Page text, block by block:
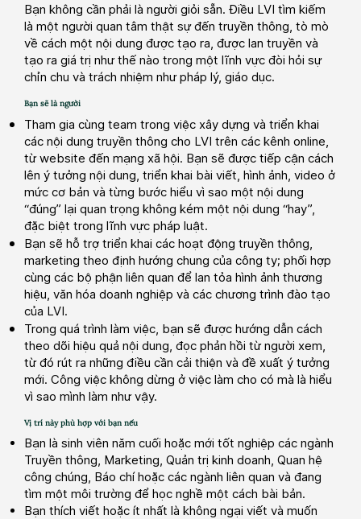
Bạn không cần phải là người giỏi sẵn. Điều LVI tìm kiếm
là một người quan tâm thật sự đến truyền thông, tò mò
về cách một nội dung được tạo ra, được lan truyền và
tạo ra giá trị như thế nào trong một lĩnh vực đòi hỏi sự
chỉn chu và trách nhiệm như pháp lý, giáo dục.
Bạn sẽ là người
Tham gia cùng team trong việc xây dựng và triển khai
các nội dung truyền thông cho LVI trên các kênh online,
từ website đến mạng xã hội. Bạn sẽ được tiếp cận cách
lên ý tưởng nội dung, triển khai bài viết, hình ảnh, video ở
mức cơ bản và từng bước hiểu vì sao một nội dung
“đúng” lại quan trọng không kém một nội dung “hay”,
đặc biệt trong lĩnh vực pháp luật.
Bạn sẽ hỗ trợ triển khai các hoạt động truyền thông,
marketing theo định hướng chung của công ty; phối hợp
cùng các bộ phận liên quan để lan tỏa hình ảnh thương
hiệu, văn hóa doanh nghiệp và các chương trình đào tạo
của LVI.
Trong quá trình làm việc, bạn sẽ được hướng dẫn cách
theo dõi hiệu quả nội dung, đọc phản hồi từ người xem,
từ đó rút ra những điều cần cải thiện và đề xuất ý tưởng
mới. Công việc không dừng ở việc làm cho có mà là hiểu
vì sao mình làm như vậy.
Vị trí này phù hợp với bạn nếu
Bạn là sinh viên năm cuối hoặc mới tốt nghiệp các ngành
Truyền thông, Marketing, Quản trị kinh doanh, Quan hệ
công chúng, Báo chí hoặc các ngành liên quan và đang
tìm một môi trường để học nghề một cách bài bản.
Bạn thích viết hoặc ít nhất là không ngại viết và muốn